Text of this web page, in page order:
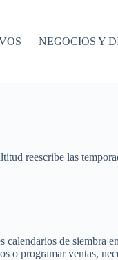
NEGOCIOS Y
reescribe las
de
programar ventas,